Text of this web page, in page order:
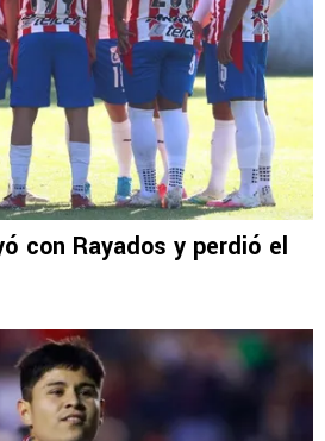
con Rayados y perdió el